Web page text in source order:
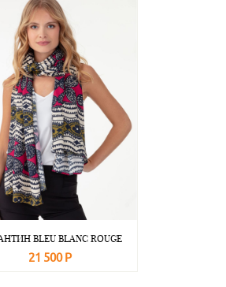
BLEU BLANC ROUGE
21 500 Р